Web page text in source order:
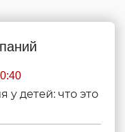
у детей: что это